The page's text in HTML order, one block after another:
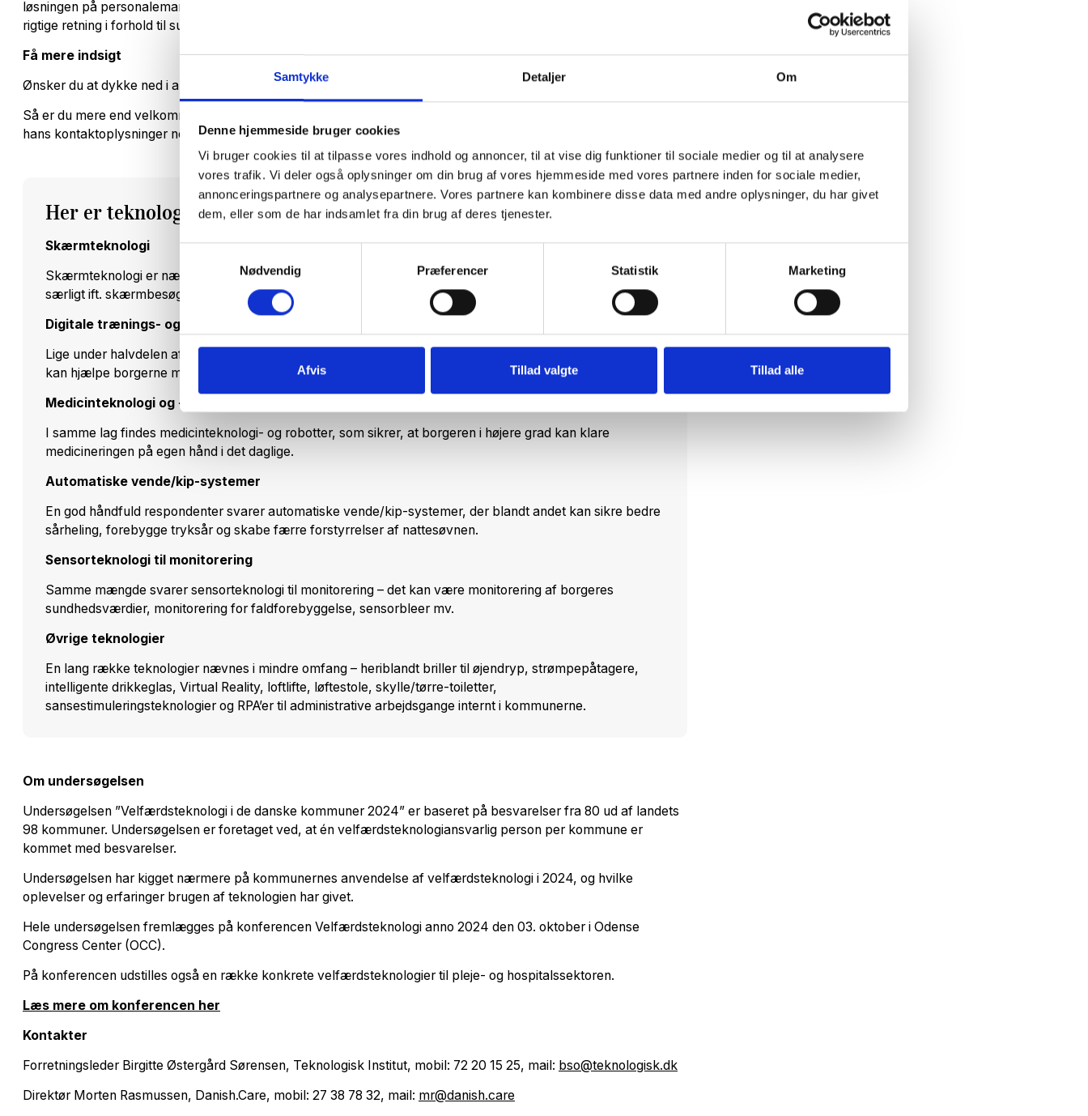
Samtykke Detaljer Om
Denne hjemmeside bruger cookies
Vi bruger cookies til at tilpasse vores indhold og annoncer, til at vise dig funktioner til sociale medier og til at analysere
vores trafik. Vi deler også oplysninger om din brug af vores hjemmeside med vores partnere inden for sociale medier,
annonceringspartnere og analysepartnere. Vores partnere kan kombinere disse data med andre oplysninger, du har givet
dem, eller som de har indsamlet fra din brug af deres tjenester.
Nødvendig
Præferencer Statistik Marketing
Afvis Tillad valgte Tillad alle
løsningen på personalemanglen. Regeringens forslag til en reform af sundhedssektoren peger heldigvis i den
rigtige retning i forhold til sundhedsinnovation og brug af ny teknologi.
Få mere indsigt
Ønsker du at dykke ned i alle undersøgelsens resultater?
Så er du mere end velkommen til at kontakte CareNets netværksleder, Anders Lyck Fogh-Schultz. Du finder
hans kontaktoplysninger nederst i artiklen.
Her er teknologierne, der ifølge danske kommuner frigør arbejdskraft:
Skærmteknologi
Skærmteknologi er nævnt klart flest gange blandt respondenterne (ved omkring 75 procent). Det gælder
særligt ift. skærmbesøg hos borgeren, men også til intern kommunikation i organisationen.
Digitale trænings- og genoptræningsløsninger
Lige under halvdelen af respondenterne nævner også digitale trænings- og genoptræningsløsninger, som
kan hjælpe borgerne med at genvinde eller bevare mobiliteten på distancen.
Medicinteknologi og -robotter
I samme lag findes medicinteknologi- og robotter, som sikrer, at borgeren i højere grad kan klare
medicineringen på egen hånd i det daglige.
Automatiske vende/kip-systemer
En god håndfuld respondenter svarer automatiske vende/kip-systemer, der blandt andet kan sikre bedre
sårheling, forebygge tryksår og skabe færre forstyrrelser af nattesøvnen.
Sensorteknologi til monitorering
Samme mængde svarer sensorteknologi til monitorering – det kan være monitorering af borgeres
sundhedsværdier, monitorering for faldforebyggelse, sensorbleer mv.
Øvrige teknologier
En lang række teknologier nævnes i mindre omfang – heriblandt briller til øjendryp, strømpepåtagere,
intelligente drikkeglas, Virtual Reality, loftlifte, løftestole, skylle/tørre-toiletter,
sansestimuleringsteknologier og RPA’er til administrative arbejdsgange internt i kommunerne.
Om undersøgelsen
Undersøgelsen ”Velfærdsteknologi i de danske kommuner 2024” er baseret på besvarelser fra 80 ud af landets
98 kommuner. Undersøgelsen er foretaget ved, at én velfærdsteknologiansvarlig person per kommune er
kommet med besvarelser.
Undersøgelsen har kigget nærmere på kommunernes anvendelse af velfærdsteknologi i 2024, og hvilke
oplevelser og erfaringer brugen af teknologien har givet.
Hele undersøgelsen fremlægges på konferencen Velfærdsteknologi anno 2024 den 03. oktober i Odense
Congress Center (OCC).
På konferencen udstilles også en række konkrete velfærdsteknologier til pleje- og hospitalssektoren.
Læs mere om konferencen her
Kontakter
Forretningsleder Birgitte Østergård Sørensen, Teknologisk Institut, mobil: 72 20 15 25, mail: bso@teknologisk.dk
Direktør Morten Rasmussen, Danish.Care, mobil: 27 38 78 32, mail: mr@danish.care